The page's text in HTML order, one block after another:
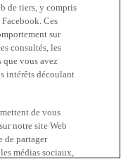
de tiers, y compris
Ces
sur
consultés, les
que vous avez
intérêts découlant
de vous
notre site Web
de partager
médias sociaux,